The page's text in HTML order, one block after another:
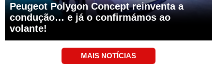
Peugeot Polygon Concept reinventa a
condução… e já o confirmámos ao
volante!